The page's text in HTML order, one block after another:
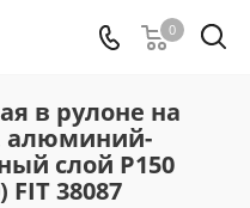
0
в рулоне на
алюминий-
слой Р150
38087